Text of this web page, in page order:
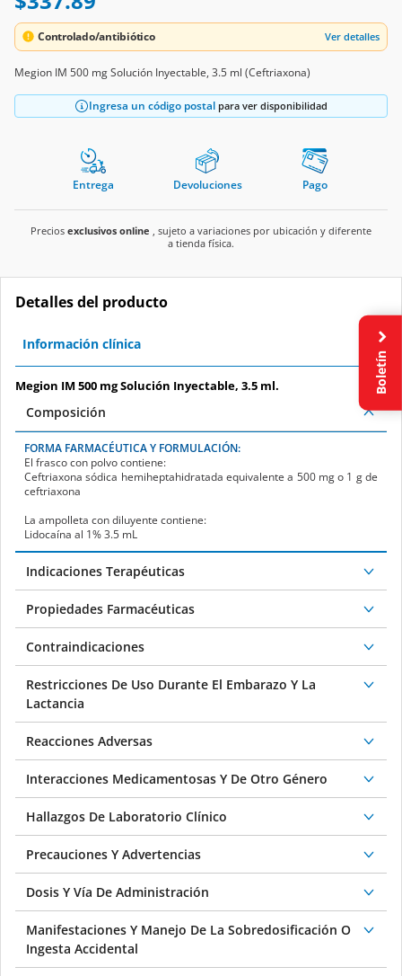
Controlado/antibiótico Ver detalles
Megion IM 500 mg Solución Inyectable, 3.5 ml (Ceftriaxona)
Ingresa un código postal para ver disponibilidad
Entrega Devoluciones Pago
Precios exclusivos online , sujeto a variaciones por ubicación y diferente
a tienda física.
Detalles del producto
Información clínica
Megion IM 500 mg Solución Inyectable, 3.5 ml.
Composición
FORMA FARMACÉUTICA Y FORMULACIÓN:
El frasco con polvo contiene:
Ceftriaxona sódica hemiheptahidratada equivalente a 500 mg o 1 g de
ceftriaxona
La ampolleta con diluyente contiene:
Lidocaína al 1% 3.5 mL
Indicaciones Terapéuticas
Propiedades Farmacéuticas
Contraindicaciones
Restricciones De Uso Durante El Embarazo Y La
Lactancia
Reacciones Adversas
Interacciones Medicamentosas Y De Otro Género
Hallazgos De Laboratorio Clínico
Precauciones Y Advertencias
Dosis Y Vía De Administración
Manifestaciones Y Manejo De La Sobredosificación O
Ingesta Accidental
Boletín